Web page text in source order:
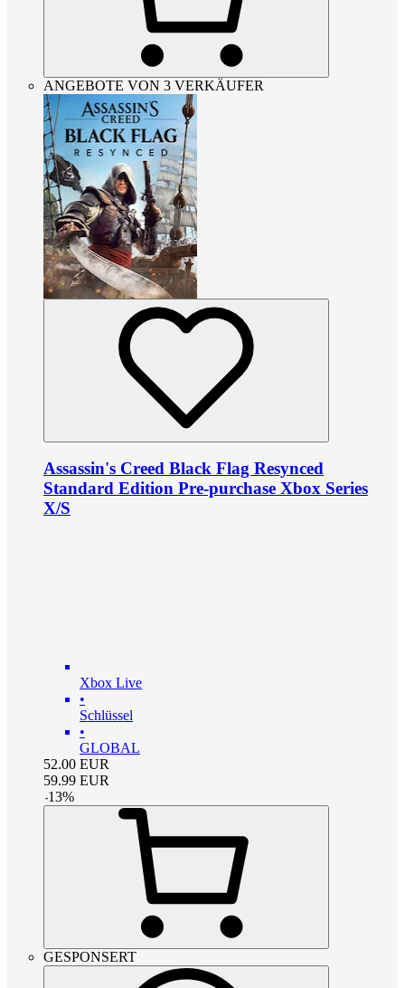
ANGEBOTE VON 3 VERKÄUFER
Assassin's Creed Black Flag Resynced
Standard Edition Pre-purchase Xbox Series
X/S
Xbox Live
•
Schlüssel
•
GLOBAL
52.00 EUR
59.99 EUR
-13%
GESPONSERT